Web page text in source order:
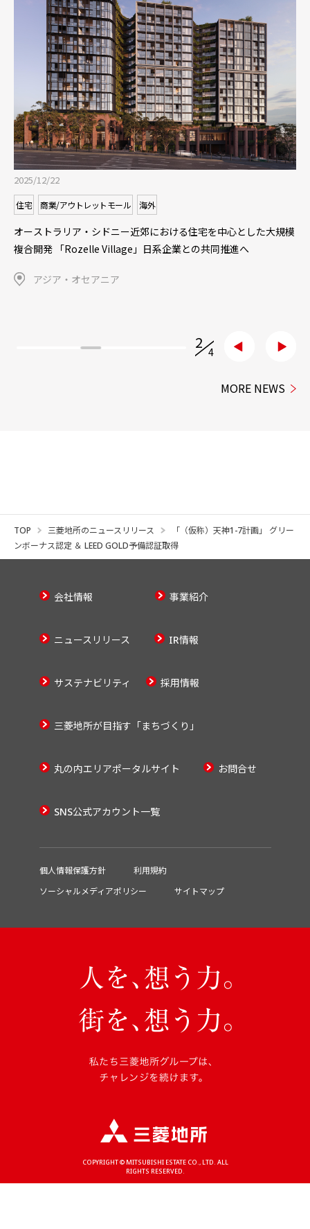
2025/10/30
その他 商業/アウトレットモール
空飛ぶクルマ（eVTOL）社会実装に向けた取り組み 「御殿場プ
レミアム・アウトレット バーティポート」にて 空飛ぶクルマ実
機によるデモフライトを実施
中部
3/4
MORE NEWS
TOP 三菱地所のニュースリリース
「（仮称）天神1-7計画」 グリー
ンボーナス認定 ＆ LEED GOLD予備認証取得
COPYRIGHT © MITSUBISHI ESTATE CO., LTD. ALL
RIGHTS RESERVED.
会社情報 事業紹介
ニュースリリース IR情報
サステナビリティ 採用情報
三菱地所が目指す「まちづくり」
丸の内エリアポータルサイト お問合せ
SNS公式アカウント一覧
個人情報保護方針
利用規約
ソーシャルメディアポリシー
サイトマップ